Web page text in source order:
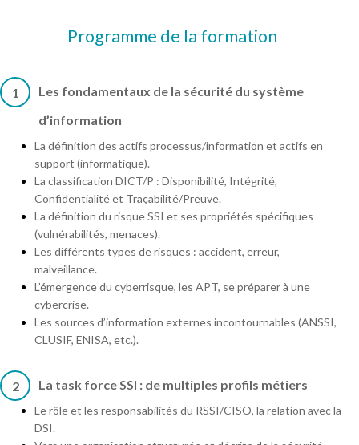
Programme de la formation
1
Les fondamentaux de la sécurité du système
d’information
La définition des actifs processus/information et actifs en
support (informatique).
La classification DICT/P : Disponibilité, Intégrité,
Confidentialité et Traçabilité/Preuve.
La définition du risque SSI et ses propriétés spécifiques
(vulnérabilités, menaces).
Les différents types de risques : accident, erreur,
malveillance.
L’émergence du cyberrisque, les APT, se préparer à une
cybercrise.
Les sources d’information externes incontournables (ANSSI,
CLUSIF, ENISA, etc.).
2 La task force SSI : de multiples profils métiers
Le rôle et les responsabilités du RSSI/CISO, la relation avec la
DSI.